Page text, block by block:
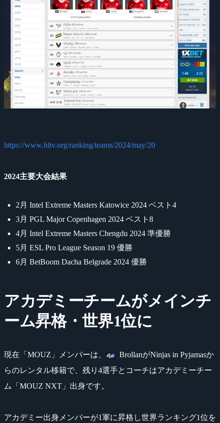
https://www.hltv.org/ranking/teams/2024/may/20
2024主要大会結果
2月 Intel Extreme Masters Katowice 2024 ベスト4
3月 PGL Major Copenhagen 2024 ベスト8
4月 Intel Extreme Masters Chengdu 2024 準優勝
5月 ESL Pro League Season 19 優勝
6月 BetBoom Dacha Belgrade 2024 優勝
アカデミーチームがメインチ
ーム昇格・世界1位に
現在「MOUZ」メンバーは、
BrollanがNinjas in Pyjamasか
らのレンタル移籍で、残り4選手とコーチはアカデミーチー
ム「MOUZ NXT」出身です。
アカデミー出身メンバーが1軍に昇格し世界ランキング1位を